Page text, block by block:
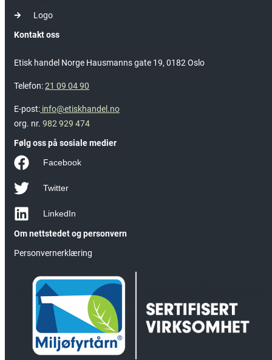
Logo
Kontakt oss
Etisk handel Norge Hausmanns gate 19, 0182 Oslo
Telefon:21 09 04 90
E-post: info@etiskhandel.no
org. nr. 982 929 474
Følg oss på sosiale medier
Facebook
Twitter
LinkedIn
Om nettstedet og personvern
Personvernerklæring